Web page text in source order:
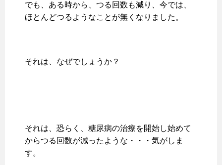
でも、ある時から、つる回数も減り、今では、
ほとんどつるようなことが無くなりました。
それは、なぜでしょうか？
それは、恐らく、糖尿病の治療を開始し始めて
からつる回数が減ったような・・・気がしま
す。